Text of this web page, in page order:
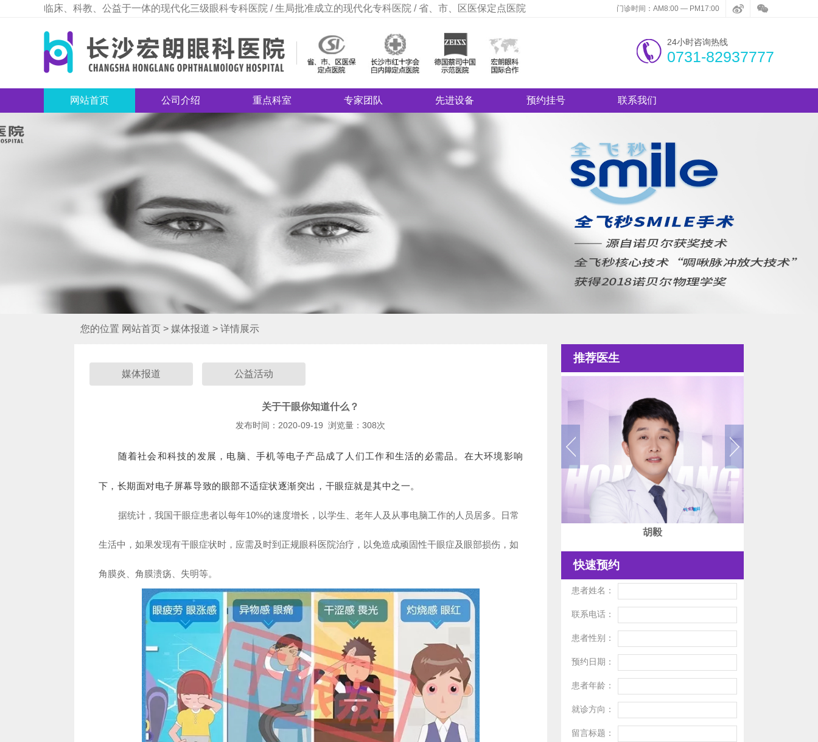
临床、科教、公益于一体的现代化三级眼科专科医院 / 生局批准成立的现代化专科医院 / 省、市、区医保定点医院 门诊时间：AM8:00 — PM17:00
24小时咨询热线
0731-82937777
网站首页 公司介绍 重点科室 专家团队 先进设备 预约挂号 联系我们
您的位置 网站首页 > 媒体报道 > 详情展示
媒体报道 公益活动
关于干眼你知道什么？
发布时间：2020-09-19 浏览量：308次
随着社会和科技的发展，电脑、手机等电子产品成了人们工作和生活的必需品。在大环境影响
下，长期面对电子屏幕导致的眼部不适症状逐渐突出，干眼症就是其中之一。
据统计，我国干眼症患者以每年10%的速度增长，以学生、老年人及从事电脑工作的人员居多。日常
生活中，如果发现有干眼症状时，应需及时到正规眼科医院治疗，以免造成顽固性干眼症及眼部损伤，如
角膜炎、角膜溃疡、失明等。
推荐医生
胡毅
快速预约
患者姓名：
联系电话：
患者性别：
预约日期：
患者年龄：
就诊方向：
留言标题：